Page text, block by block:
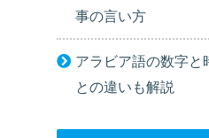
事の言い方
アラビア語の数字と
との違いも解説